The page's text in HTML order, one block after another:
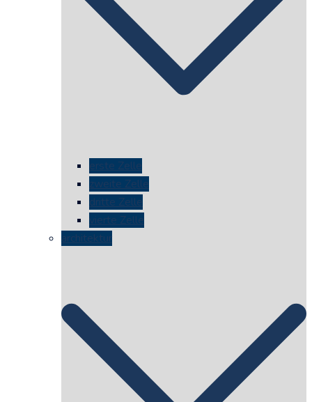
erste Zelle
zweite Zelle
dritte Zelle
vierte Zelle
architektur